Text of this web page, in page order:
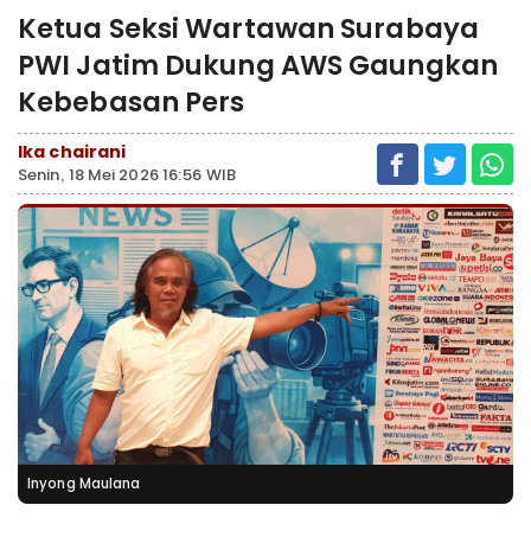
Ketua Seksi Wartawan Surabaya
PWI Jatim Dukung AWS Gaungkan
Kebebasan Pers
Ika chairani
Senin, 18 Mei 2026 16:56 WIB
Inyong Maulana